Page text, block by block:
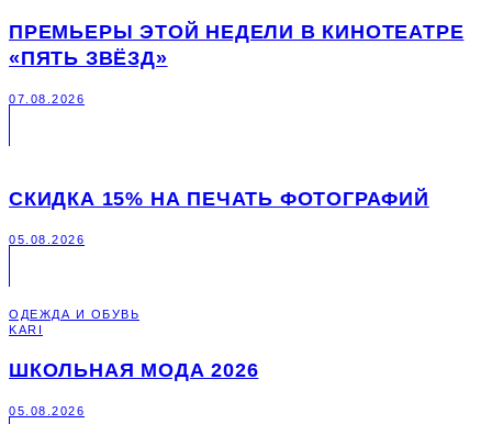
ПРЕМЬЕРЫ ЭТОЙ НЕДЕЛИ В КИНОТЕАТРЕ
«ПЯТЬ ЗВЁЗД»
07.08.2026
СКИДКА 15% НА ПЕЧАТЬ ФОТОГРАФИЙ
05.08.2026
ОДЕЖДА И ОБУВЬ
KARI
ШКОЛЬНАЯ МОДА 2026
05.08.2026